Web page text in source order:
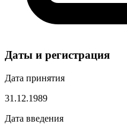
Даты и регистрация
Дата принятия
31.12.1989
Дата введения